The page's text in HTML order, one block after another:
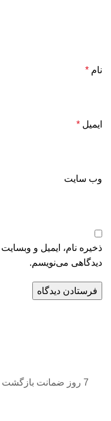
نام *
ایمیل *
وب‌ سایت
ذخیره نام، ایمیل و
دیدگاهی می‌نویسم.
7 روز ضمانت بازگشت